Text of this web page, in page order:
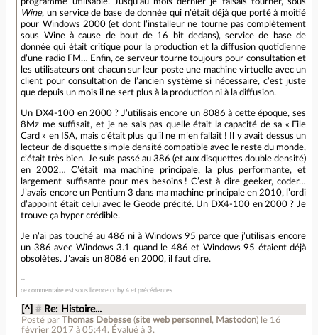
programme utilisable. Jusqu’au mois dernier je faisais tourner, sous
Wine, un service de base de donnée qui n’était déjà que porté à moitié
pour Windows 2000 (et dont l’installeur ne tourne pas complètement
sous Wine à cause de bout de 16 bit dedans), service de base de
donnée qui était critique pour la production et la diffusion quotidienne
d’une radio FM… Enfin, ce serveur tourne toujours pour consultation et
les utilisateurs ont chacun sur leur poste une machine virtuelle avec un
client pour consultation de l’ancien système si nécessaire, c’est juste
que depuis un mois il ne sert plus à la production ni à la diffusion.
Un DX4-100 en 2000 ? J’utilisais encore un 8086 à cette époque, ses
8Mz me suffisait, et je ne sais pas quelle était la capacité de sa « File
Card » en ISA, mais c’était plus qu’il ne m’en fallait ! Il y avait dessus un
lecteur de disquette simple densité compatible avec le reste du monde,
c’était très bien. Je suis passé au 386 (et aux disquettes double densité)
en 2002… C’était ma machine principale, la plus performante, et
largement suffisante pour mes besoins ! C’est à dire geeker, coder…
J’avais encore un Pentium 3 dans ma machine principale en 2010, l’ordi
d’appoint était celui avec le Geode précité. Un DX4-100 en 2000 ? Je
trouve ça hyper crédible.
Je n’ai pas touché au 486 ni à Windows 95 parce que j’utilisais encore
un 386 avec Windows 3.1 quand le 486 et Windows 95 étaient déjà
obsolètes. J’avais un 8086 en 2000, il faut dire.
ce commentaire est sous licence cc by 4 et précédentes
[^] # Re: Histoire...
Posté par Thomas Debesse(site web personnel , Mastodon) le 16
février 2017 à 05:44. Évalué à 3.